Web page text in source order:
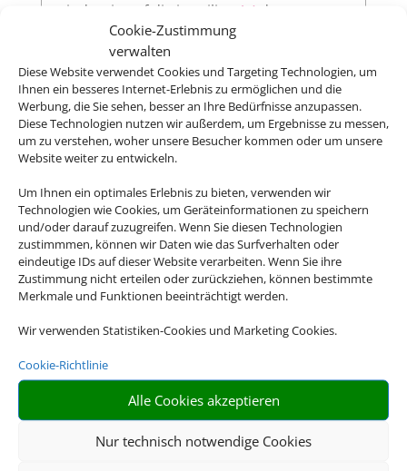
Cookie-Zustimmung
verwalten
Diese Website verwendet Cookies und Targeting Technologien, um
Ihnen ein besseres Internet-Erlebnis zu ermöglichen und die
Werbung, die Sie sehen, besser an Ihre Bedürfnisse anzupassen.
Diese Technologien nutzen wir außerdem, um Ergebnisse zu messen,
um zu verstehen, woher unsere Besucher kommen oder um unsere
Website weiter zu entwickeln.
Um Ihnen ein optimales Erlebnis zu bieten, verwenden wir
Technologien wie Cookies, um Geräteinformationen zu speichern
und/oder darauf zuzugreifen. Wenn Sie diesen Technologien
zustimmmen, können wir Daten wie das Surfverhalten oder
eindeutige IDs auf dieser Website verarbeiten. Wenn Sie ihre
Zustimmung nicht erteilen oder zurückziehen, können bestimmte
Merkmale und Funktionen beeinträchtigt werden.
Wir verwenden Statistiken-Cookies und Marketing Cookies.
Cookie-Richtlinie
Alle Cookies akzeptieren
Nur technisch notwendige Cookies
eindeutig auf die jeweilige
des
Eingabefeldes verweisen. Diese klare
Zuordnung verbessert die
Nutzerfreundlichkeit und sorgt dafür,
dass assistive Technologien wie
Screenreader die Beschriftungen korrekt
vorlesen.
Sichtbarer Fokus
Alle interaktiven Elemente auf unserer
Website – wie Links, Buttons oder
Formularfelder – zeigen klar sichtbar an,
So ermöglichen wir eine vollständige
Bedienung auch ohne Maus.
Sinnvolle Fokusreihenfolge bei